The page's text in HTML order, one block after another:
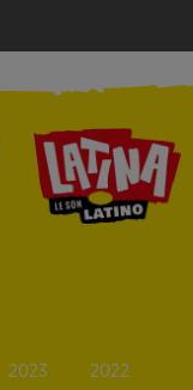
2023 2022